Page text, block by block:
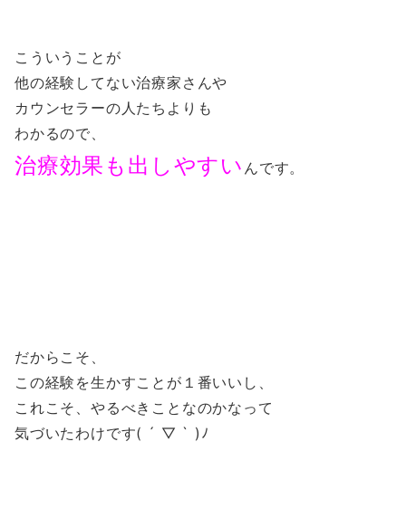
こういうことが
他の経験してない治療家さんや
カウンセラーの人たちよりも
わかるので、
治療効果も出しやすい んです。
だからこそ、
この経験を生かすことが１番いいし、
これこそ、やるべきことなのかなって
気づいたわけです( ´ ▽ ` )ﾉ